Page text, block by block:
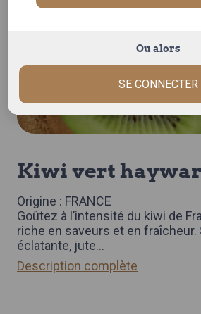
kiwi vert
Origine : FRANCE
Goûtez à l’intensité du kiwi de
riche en saveurs et en fraîcheur.
éclatante, jute...
Description complète
Ou alors
SE CONNECTER